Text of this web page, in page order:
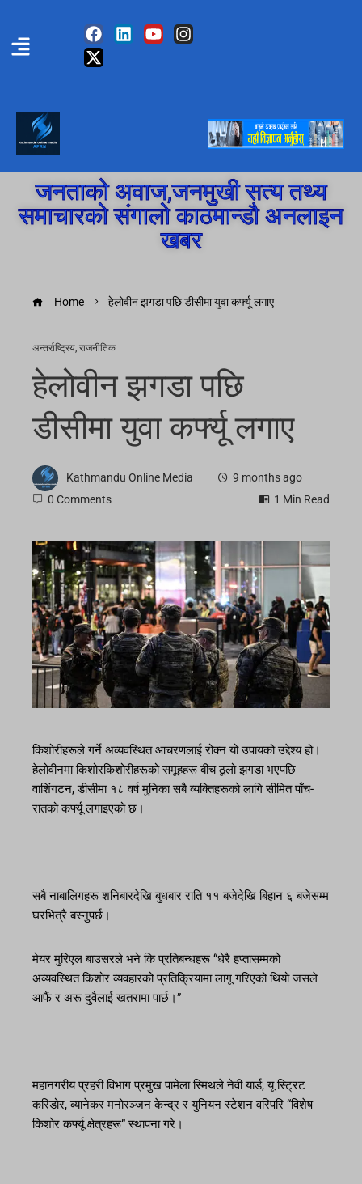
जनताको अवाज,जनमुखी सत्य तथ्य
समाचारको संगालो काठमान्डौ अनलाइन
खबर
Home हेलोवीन झगडा पछि डीसीमा युवा कर्फ्यू लगाए
अन्तर्राष्ट्रिय, राजनीतिक
हेलोवीन झगडा पछि
डीसीमा युवा कर्फ्यू लगाए
Kathmandu Online Media
9 months ago
0 Comments
1 Min Read
किशोरीहरूले गर्ने अव्यवस्थित आचरणलाई रोक्न यो उपायको उद्देश्य हो।
हेलोवीनमा किशोरकिशोरीहरूको समूहहरू बीच ठूलो झगडा भएपछि
वाशिंगटन, डीसीमा १८ वर्ष मुनिका सबै व्यक्तिहरूको लागि सीमित पाँच-
रातको कर्फ्यू लगाइएको छ।
सबै नाबालिगहरू शनिबारदेखि बुधबार राति ११ बजेदेखि बिहान ६ बजेसम्म
घरभित्रै बस्नुपर्छ।
मेयर मुरिएल बाउसरले भने कि प्रतिबन्धहरू “धेरै हप्तासम्मको
अव्यवस्थित किशोर व्यवहारको प्रतिक्रियामा लागू गरिएको थियो जसले
आफैं र अरू दुवैलाई खतरामा पार्छ।”
महानगरीय प्रहरी विभाग प्रमुख पामेला स्मिथले नेवी यार्ड, यू स्ट्रिट
करिडोर, ब्यानेकर मनोरञ्जन केन्द्र र युनियन स्टेशन वरिपरि “विशेष
किशोर कर्फ्यू क्षेत्रहरू” स्थापना गरे।